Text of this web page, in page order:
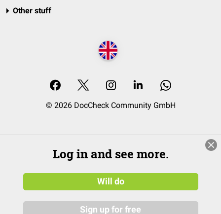
Other stuff
© 2026 DocCheck Community GmbH
Log in and see more.
Will do
Sign up for free